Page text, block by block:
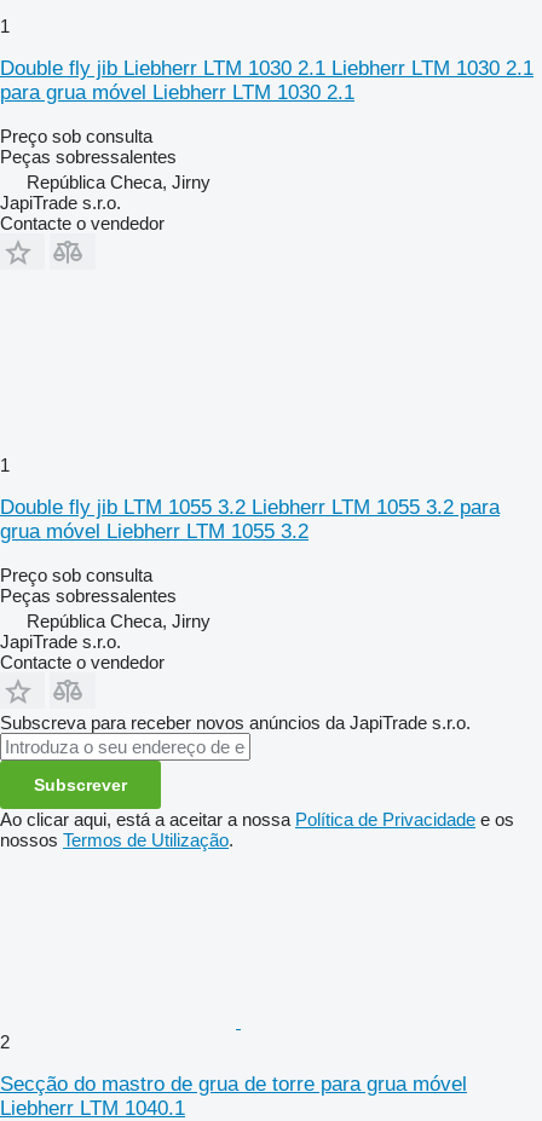
1
Double fly jib Liebherr LTM 1030 2.1 Liebherr LTM 1030 2.1
para grua móvel Liebherr LTM 1030 2.1
Preço sob consulta
Peças sobressalentes
República Checa, Jirny
JapiTrade s.r.o.
Contacte o vendedor
1
Double fly jib LTM 1055 3.2 Liebherr LTM 1055 3.2 para
grua móvel Liebherr LTM 1055 3.2
Preço sob consulta
Peças sobressalentes
República Checa, Jirny
JapiTrade s.r.o.
Contacte o vendedor
Subscreva para receber novos anúncios da JapiTrade s.r.o.
Subscrever
Ao clicar aqui, está a aceitar a nossa Política de Privacidade e os
nossos Termos de Utilização.
2
Secção do mastro de grua de torre para grua móvel
Liebherr LTM 1040.1